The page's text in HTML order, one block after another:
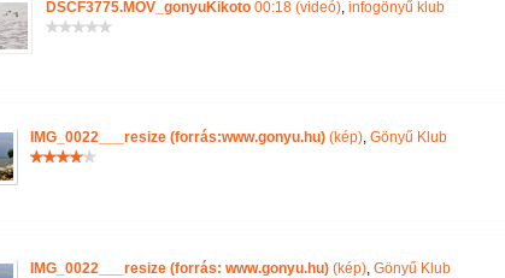
DSCF3775.MOV_gonyuKikoto00:18 (videó), infogönyű klub
IMG_0022___resize (forrás:www.gonyu.hu)(kép), Gönyű Klub
IMG_0022___resize (forrás: www.gonyu.hu)(kép), Gönyű Klub